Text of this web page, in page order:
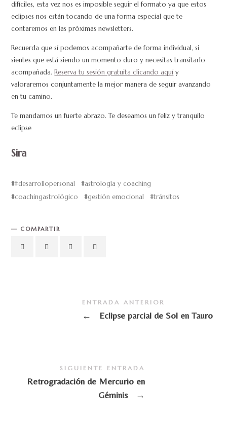
difíciles, esta vez nos es imposible seguir el formato ya que estos
eclipses nos están tocando de una forma especial que te
contaremos en las próximas newsletters.
Recuerda que sí podemos acompañarte de forma individual, si
sientes que está siendo un momento duro y necesitas transitarlo
acompañada.Reserva tu sesión gratuita clicando aquí y
valoraremos conjuntamente la mejor manera de seguir avanzando
en tu camino.
Te mandamos un fuerte abrazo. Te deseamos un feliz y tranquilo
eclipse
Sira
#desarrollopersonal
astrología y coaching
coachingastrológico
gestión emocional tránsitos
COMPARTIR
ENTRADA ANTERIOR
← Eclipse parcial de Sol en Tauro
SIGUIENTE ENTRADA
Retrogradación de Mercurio en
Géminis
→